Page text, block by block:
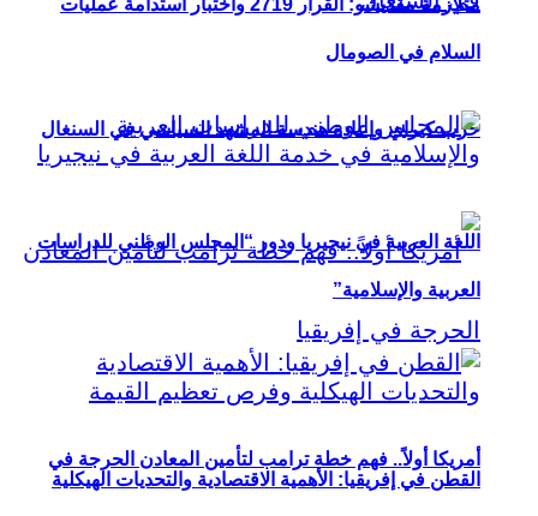
حزب كيراي وإعادة هندسة المشهد السياسي في السنغال
أمريكا أولاً.. فهم خطة ترامب لتأمين المعادن الحرجة في
متلازمة مقديشو: القرار 2719 واختبار استدامة عمليات
السلام في الصومال
اللغة العربية في نيجيريا ودور “المجلس الوطني للدراسات
العربية والإسلامية”
القطن في إفريقيا: الأهمية الاقتصادية والتحديات الهيكلية